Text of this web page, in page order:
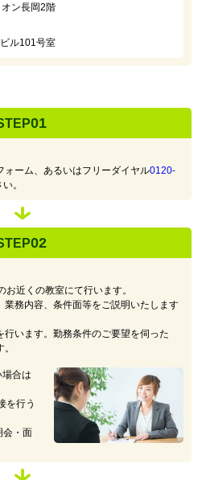
ン長岡2階
ル101号室
01
ォーム、あるいはフリーダイヤル0120-
。
02
近くの教室にて行います。
業務内容、条件面等をご説明いたします
います。勤務条件のご要望を伺った
合は
を行う
会・面